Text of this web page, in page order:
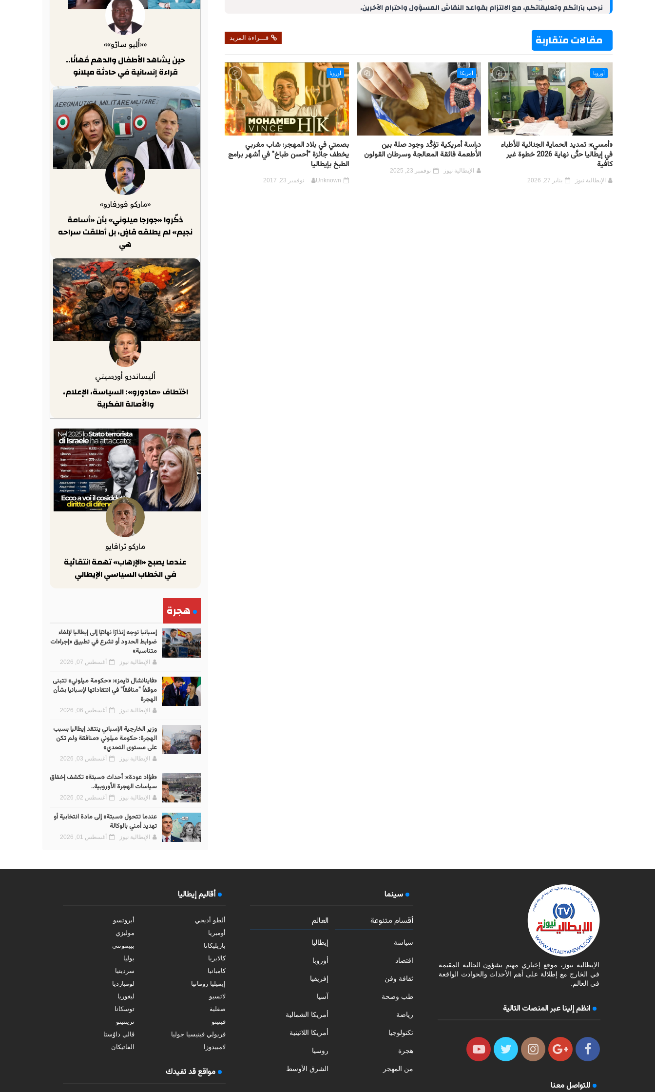
I
e
p
a
o
نرحب بآرائكم وتعليقاتكم، مع الالتزام بقواعد النقاش المسؤول واحترام الآخرين.
مقالات متقاربة قـــراءة المزيد
أوروبا
«أمسي»: تمديد الحماية الجنائية للأطباء
في إيطاليا حتَّى نهاية 2026 خطوة غير
كافية
الإيطالية نيوز يناير 27, 2026
أمريكا
دراسة أمريكية تؤكِّد وجود صلة بين
الأطعمة فائقة المعالجة وسرطان القولون
الإيطالية نيوز نوفمبر 23, 2025
أوروبا
بصمتي في بلاد المهجر: شاب مغربي
يخطف جائزة "أحسن طباخ" في أشهر برامج
الطبخ بإيطاليا
Unknown نوفمبر 23, 2017
««أَلِيو سارّو»»
حين يشاهد الأطفال والدهم مُهانًا..
قراءة إنسانية في حادثة ميلانو
«ماركو فورفارو»
ذكّروا «جورجا ميلوني» بأن «أسامة
نجيم» لم يطلقه قاضٍ، بل أطلقت سراحه
هي
أليساندرو أورسيني
اختطاف «مادورو»: السياسة، الإعلام،
والأصالة الفكرية
ماركو ترافايو
عندما يصبح «الإرهاب» تهمة انتقائية
في الخطاب السياسي الإيطالي
هجرة
إسبانيا توجه إنذارًا نهائيًا إلى إيطاليا لإلغاء
ضوابط الحدود أو تشرع في تطبيق «إجراءات
متناسبة»
الإيطالية نيوز أغسطس 07, 2026
«فاينانشال تايمز»: «حكومة ميلوني» تتبنى
موقفاً "منافقاً" في انتقاداتها لإسبانيا بشأن
الهجرة
الإيطالية نيوز أغسطس 06, 2026
وزير الخارجية الإسباني ينتقد إيطاليا بسبب
الهجرة: حكومة ميلوني «منافقة ولم تكن
على مستوى التحدي»
الإيطالية نيوز أغسطس 03, 2026
«فؤاد عودة»: أحداث «سبتة» تكشف إخفاق
سياسات الهجرة الأوروبية..
الإيطالية نيوز أغسطس 02, 2026
عندما تتحول «سبتة» إلى مادة انتخابية أو
تهديد أمني بالوكالة
الإيطالية نيوز أغسطس 01, 2026
الإيطالية نيوز، موقع إخباري مهتم بشؤون الجالية المقيمة
في الخارج مع إطلالة على أهم الأحداث والحوادث الواقعة
في العالم.
انظم إلينا عبر المنصات التالية
للتواصل معنا
سينما
أقسام متنوعة
سياسة
اقتصاد
ثقافة وفن
طب وصحة
رياضة
تكنولوجيا
هجرة
من المهجر
العالم
إيطاليا
أوروبا
إفريقيا
آسيا
أمريكا الشمالية
أمريكا اللاتينية
روسيا
الشرق الأوسط
أقاليم إيطاليا
ألطو أديجي
أبروتسو
أومبريا
موليزي
بازيليكاتا
بييمونتي
كالابريا
بوليا
كامبانيا
سردينيا
إيميليا رومانيا
لومبارديا
لاتسيو
ليغوريا
صقلية
توسكانا
فينيتو
ترينتينو
فريولي فينيسيا جوليا
ڤالي داوُستا
لامبيدوزا
الفاتيكان
مواقع قد تفيدك